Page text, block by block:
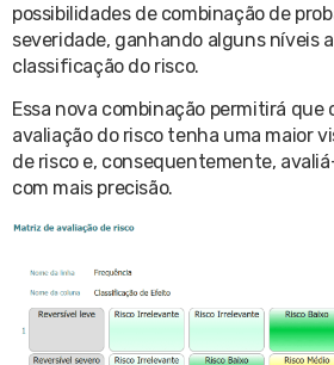
possibilidades de combinação de
severidade, ganhando alguns níveis
classificação do risco.
Essa nova combinação permitirá que
avaliação do risco tenha uma maior
de risco e, consequentemente,
com mais precisão.